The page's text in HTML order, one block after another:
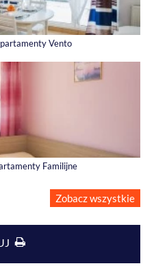
Vento
Familijne
Zobacz wszystkie